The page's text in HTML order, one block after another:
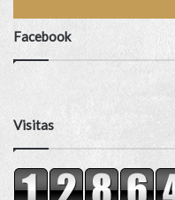
Facebook
Visitas